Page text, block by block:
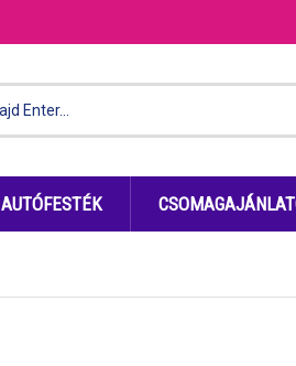
AUTÓFESTÉK